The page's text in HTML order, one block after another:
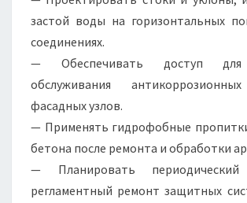
застой воды на горизонтальных
соединениях.
— Обеспечивать доступ для
обслуживания
фасадных узлов.
— Применять гидрофобные
бетона после ремонта и обработки
— Планировать
регламентный ремонт защитных